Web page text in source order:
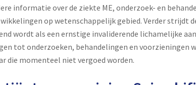
informatie over de ziekte ME, onderzoek- en
op wetenschappelijk gebied. Verder strijdt
wordt als een ernstige invaliderende lichamelijke
tot onderzoeken, behandelingen en voorzieningen
die momenteel niet vergoed worden.